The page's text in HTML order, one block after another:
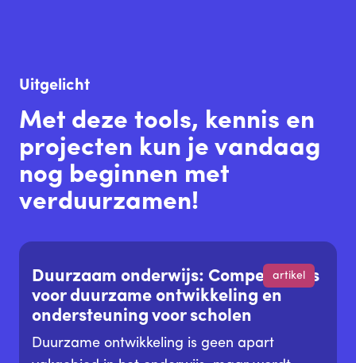
Uitgelicht
Met deze tools, kennis en
projecten kun je vandaag
nog beginnen met
verduurzamen!
artikel
Duurzaam onderwijs: Competenties
voor duurzame ontwikkeling en
ondersteuning voor scholen
Duurzame ontwikkeling is geen apart